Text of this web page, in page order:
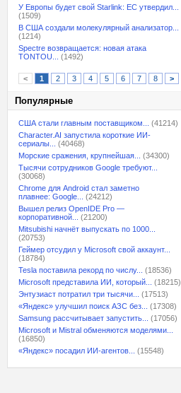
У Европы будет свой Starlink: ЕС утвердил...
(1509)
В США создали молекулярный анализатор...
(1214)
Spectre возвращается: новая атака
TONTOU...
(1492)
< 1 2 3 4 5 6 7 8 >
Популярные
США стали главным поставщиком...
(41214)
Character.AI запустила короткие ИИ-
сериалы...
(40468)
Морские сражения, крупнейшая...
(34300)
Тысячи сотрудников Google требуют...
(30068)
Chrome для Android стал заметно
плавнее: Google...
(24212)
Вышел релиз OpenIDE Pro —
корпоративной...
(21200)
Mitsubishi начнёт выпускать по 1000...
(20753)
Геймер отсудил у Microsoft свой аккаунт...
(18784)
Tesla поставила рекорд по числу...
(18536)
Microsoft представила ИИ, который...
(18215)
Энтузиаст потратил три тысячи...
(17513)
«Яндекс» улучшил поиск АЗС без...
(17308)
Samsung рассчитывает запустить...
(17056)
Microsoft и Mistral обменяются моделями...
(16850)
«Яндекс» посадил ИИ-агентов...
(15548)